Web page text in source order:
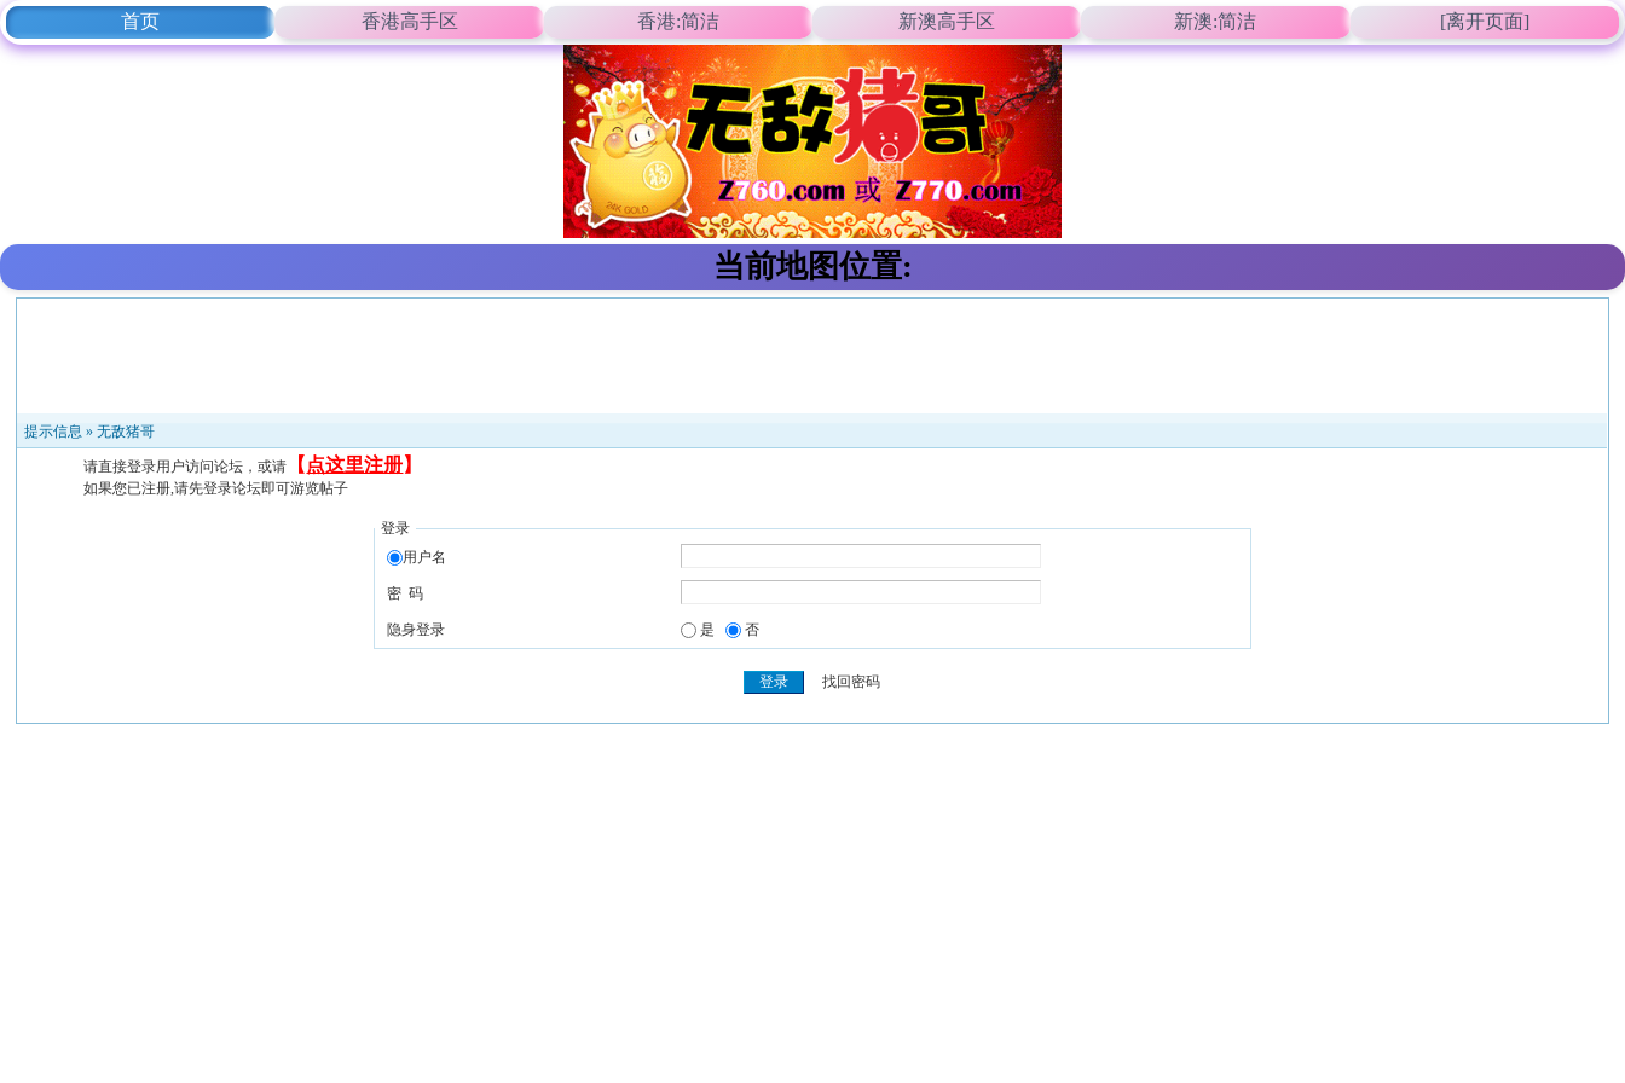
首页 香港高手区 香港:简洁 新澳高手区 新澳:简洁 [离开页面]
当前地图位置:
提示信息 »无敌猪哥
请直接登录用户访问论坛，或请 【 点这里注册】
如果您已注册,请先登录论坛即可游览帖子
登录
用户名
密 码
隐身登录 是 否
找回密码